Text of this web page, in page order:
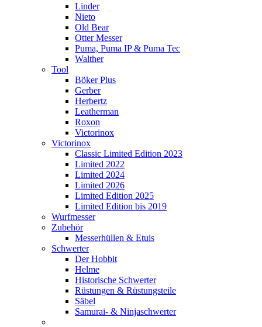
Linder
Nieto
Old Bear
Otter Messer
Puma, Puma IP & Puma Tec
Walther
Tool
Böker Plus
Gerber
Herbertz
Leatherman
Roxon
Victorinox
Victorinox
Classic Limited Edition 2023
Limited 2022
Limited 2024
Limited 2026
Limited Edition 2025
Limited Edition bis 2019
Wurfmesser
Zubehör
Messerhüllen & Etuis
Schwerter
Der Hobbit
Helme
Historische Schwerter
Rüstungen & Rüstungsteile
Säbel
Samurai- & Ninjaschwerter